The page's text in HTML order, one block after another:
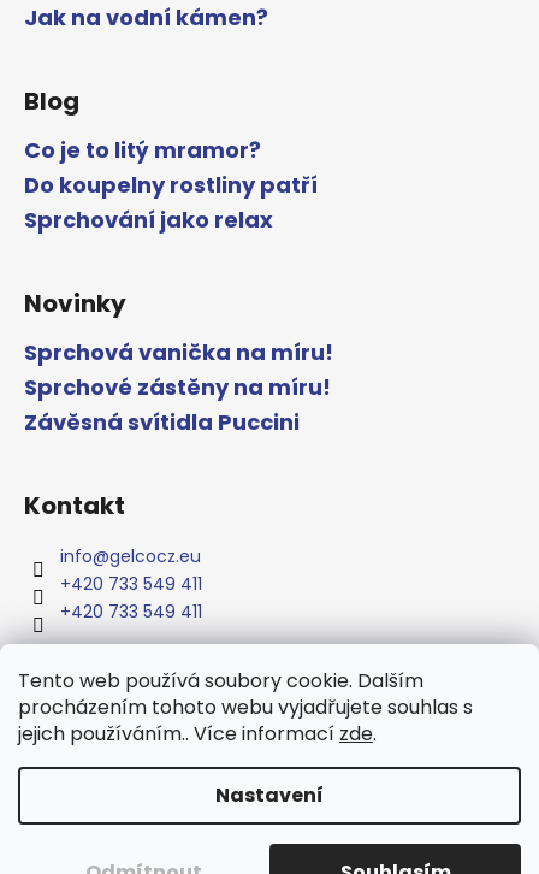
Tento web používá soubory cookie. Dalším
procházením tohoto webu vyjadřujete souhlas s
jejich používáním.. Více informací zde.
Nastavení
Jak na vodní kámen?
Blog
Co je to litý mramor?
Do koupelny rostliny patří
Sprchování jako relax
Novinky
Sprchová vanička na míru!
Sprchové zástěny na míru!
Závěsná svítidla Puccini
Kontakt
info@gelcocz.eu
+420 733 549 411
+420 733 549 411
www.gelcocz.eu
. Všechna práva vyhrazena.Upravit